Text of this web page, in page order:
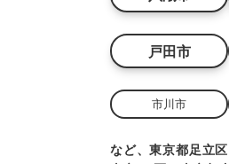
戸田市
市川市
など、東京都足立